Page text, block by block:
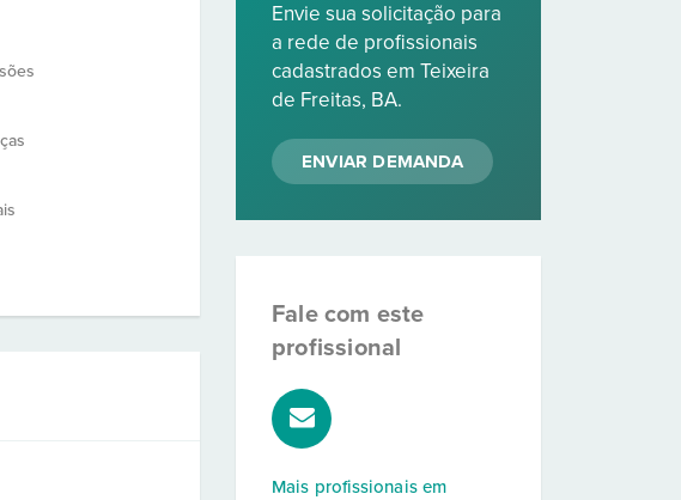
Envie sua solicitação para
a rede de profissionais
cadastrados em Teixeira
de Freitas, BA.
ENVIAR DEMANDA
Fale com este
profissional
Mais profissionais em